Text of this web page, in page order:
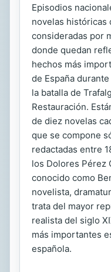
Episodios
novelas históricas
consideradas por
donde quedan
hechos más
de España
la batalla de
Restauración.
de diez novelas
que se compone
redactadas entre
los Dolores Pérez
conocido como
novelista,
trata del mayor
realista del siglo
más importantes
española.